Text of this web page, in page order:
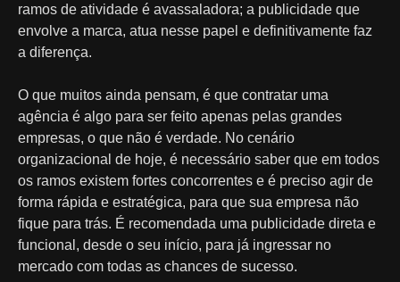
ramos de atividade é avassaladora; a publicidade que
envolve a marca, atua nesse papel e definitivamente faz
a diferença.
O que muitos ainda pensam, é que contratar uma
agência é algo para ser feito apenas pelas grandes
empresas, o que não é verdade. No cenário
organizacional de hoje, é necessário saber que em todos
os ramos existem fortes concorrentes e é preciso agir de
forma rápida e estratégica, para que sua empresa não
fique para trás. É recomendada uma publicidade direta e
funcional, desde o seu início, para já ingressar no
mercado com todas as chances de sucesso.